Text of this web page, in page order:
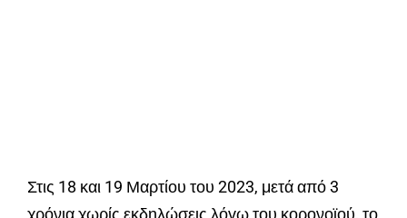
Στις 18 και 19 Μαρτίου του 2023, μετά από 3
χρόνια χωρίς εκδηλώσεις λόγω του κορονοϊού, το